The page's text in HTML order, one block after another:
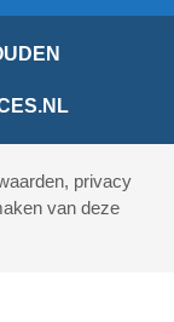
privacy
van deze